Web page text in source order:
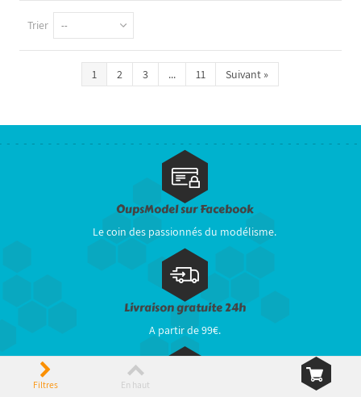
Trier --
1 2 3 ... 11 Suivant »
OupsModel sur Facebook
Le coin des passionnés du modélisme.
Livraison gratuite 24h
A partir de 99€.
Filtres En haut